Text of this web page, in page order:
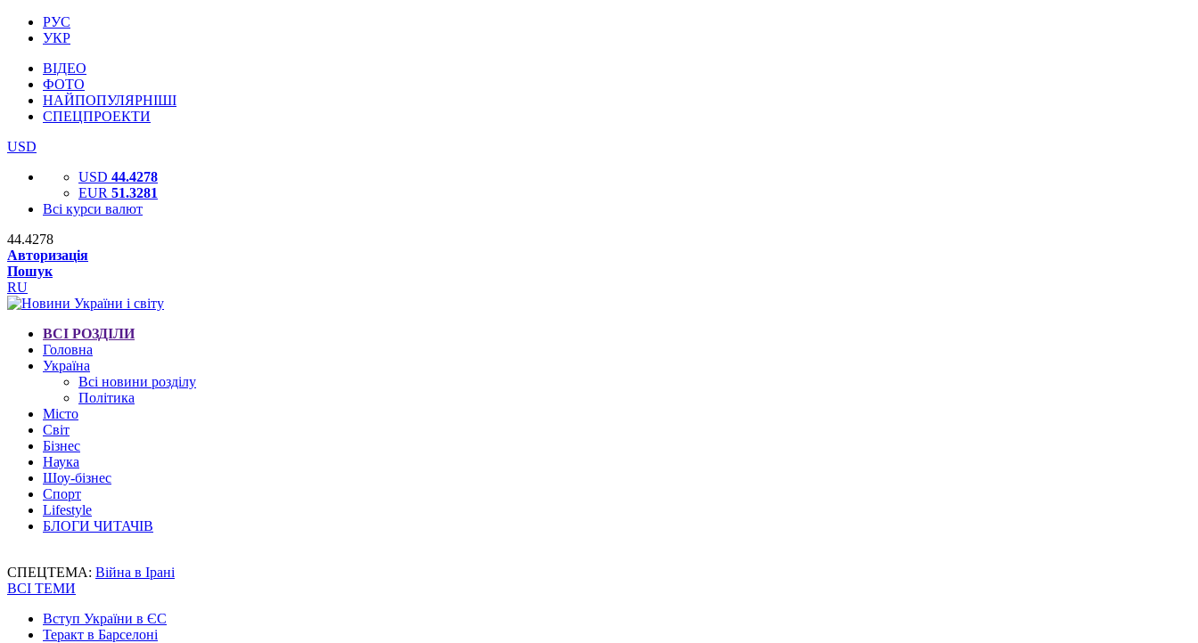
РУС
УКР
ВІДЕО
ФОТО
НАЙПОПУЛЯРНІШІ
СПЕЦПРОЕКТИ
USD
USD 44.4278
EUR 51.3281
Всі курси валют
44.4278
Авторизація
Пошук
RU
ВСІ РОЗДІЛИ
Головна
Україна
Всі новини розділу
Політика
Місто
Світ
Бізнес
Наука
Шоу-бізнес
Спорт
Lifestyle
БЛОГИ ЧИТАЧІВ
СПЕЦТЕМА: Війна в Ірані
ВСІ ТЕМИ
Вступ України в ЄС
Теракт в Барселоні